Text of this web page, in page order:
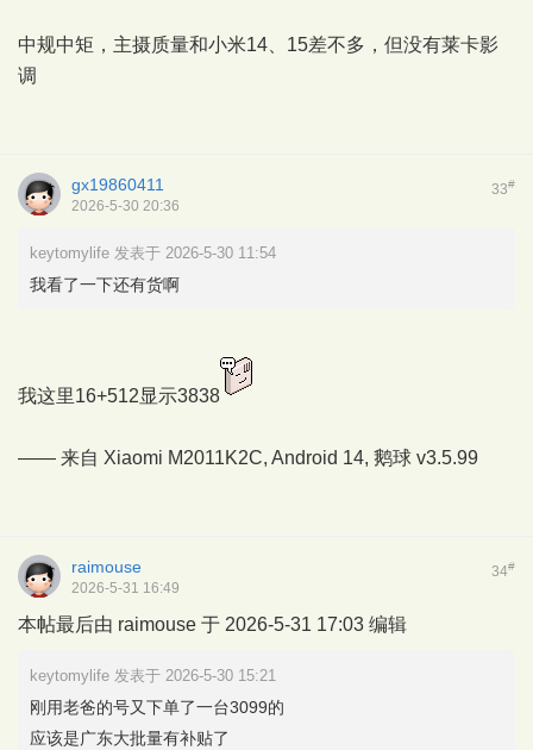
中规中矩，主摄质量和小米14、15差不多，但没有莱卡影
调
33#
gx19860411
2026-5-30 20:36
keytomylife 发表于 2026-5-30 11:54
我看了一下还有货啊
我这里16+512显示3838
—— 来自 Xiaomi M2011K2C, Android 14, 鹅球 v3.5.99
34#
raimouse
2026-5-31 16:49
本帖最后由 raimouse 于 2026-5-31 17:03 编辑
keytomylife 发表于 2026-5-30 15:21
刚用老爸的号又下单了一台3099的
应该是广东大批量有补贴了